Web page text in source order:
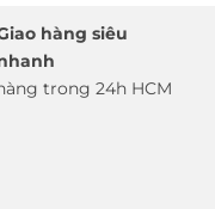
hàng siêu
trong 24h HCM